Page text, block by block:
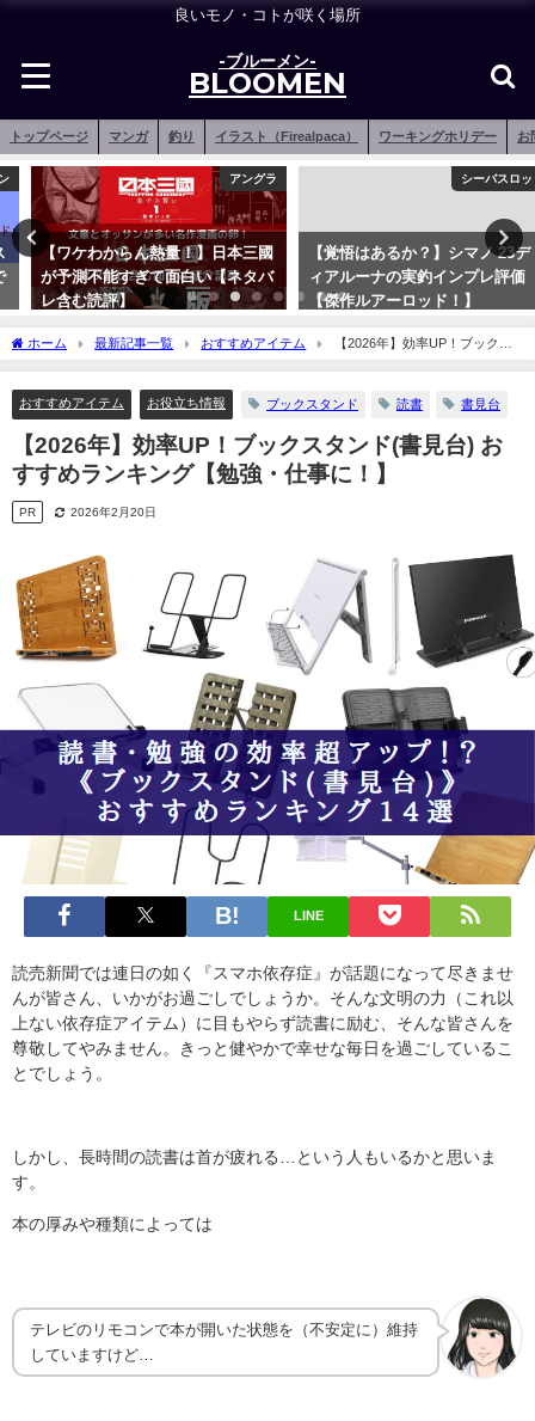
良いモノ・コトが咲く場所
-ブルーメン-
BLOOMEN
トップページ マンガ 釣り イラスト（Firealpaca） ワーキングホリデー お
アングラ
【ワケわからん熱量！】日本三國
が予測不能すぎて面白い【ネタバ
レ含む読評】
シーバスロッド
【覚悟はあるか？】シマノ 23デ
ィアルーナの実釣インプレ評価
【傑作ルアーロッド！】
ホーム 最新記事一覧 おすすめアイテム
【2026年】効率UP！ブックス
タンド(書見台) おすすめランキング【勉強・仕事に！】
おすすめアイテム お役立ち情報 ブックスタンド 読書 書見台
【2026年】効率UP！ブックスタンド(書見台) お
すすめランキング【勉強・仕事に！】
PR 2026年2月20日
LINE
読売新聞では連日の如く『スマホ依存症』が話題になって尽きませ
んが皆さん、いかがお過ごしでしょうか。そんな文明の力（これ以
上ない依存症アイテム）に目もやらず読書に励む、そんな皆さんを
尊敬してやみません。きっと健やかで幸せな毎日を過ごしているこ
とでしょう。
しかし、長時間の読書は首が疲れる…という人もいるかと思いま
す。
本の厚みや種類によっては
テレビのリモコンで本が開いた状態を（不安定に）維持
していますけど…